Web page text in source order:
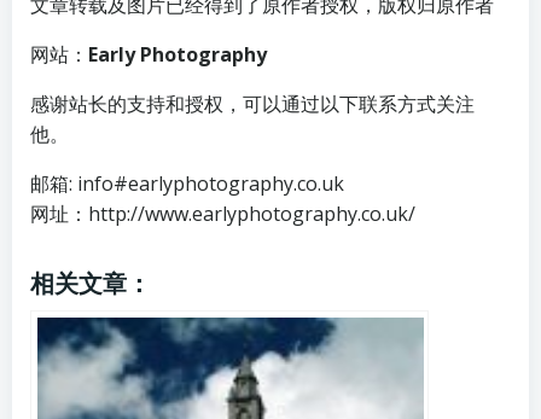
文章转载及图片已经得到了原作者授权，版权归原作者
网站： Early Photography
感谢站长的支持和授权，可以通过以下联系方式关注
他。
邮箱: info#earlyphotography.co.uk
网址：http://www.earlyphotography.co.uk/
相关文章：